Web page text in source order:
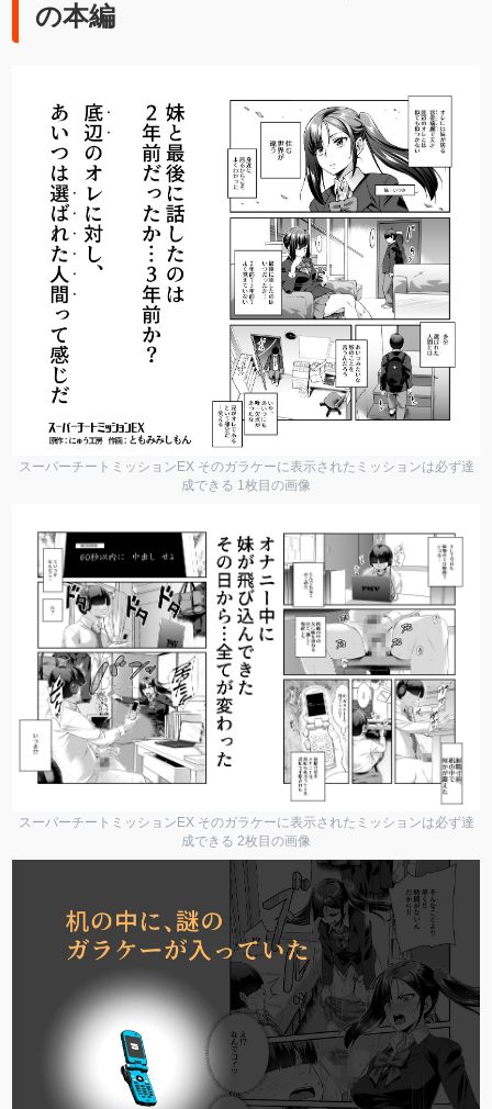
の本編
スーパーチートミッションEX そのガラケーに表示されたミッションは必ず達
成できる 1枚目の画像
スーパーチートミッションEX そのガラケーに表示されたミッションは必ず達
成できる 2枚目の画像